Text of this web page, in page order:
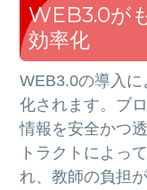
WEB3.0が
効率化
WEB3.0の導入
化されます。ブ
情報を安全かつ
トラクトによっ
れ、教師の負担